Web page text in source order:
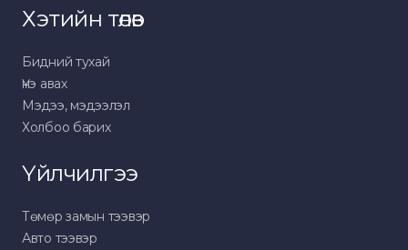
Хэтийн төлөв
Бидний тухай
Үнэ авах
Мэдээ, мэдээлэл
Холбоо барих
Үйлчилгээ
Төмөр замын тээвэр
Авто тээвэр